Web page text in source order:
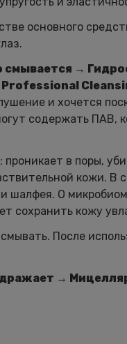
основного
→
и хочется
содержать ПАВ,
проникает в поры,
кожи. В
шалфея. О
сохранить кожу
После
→